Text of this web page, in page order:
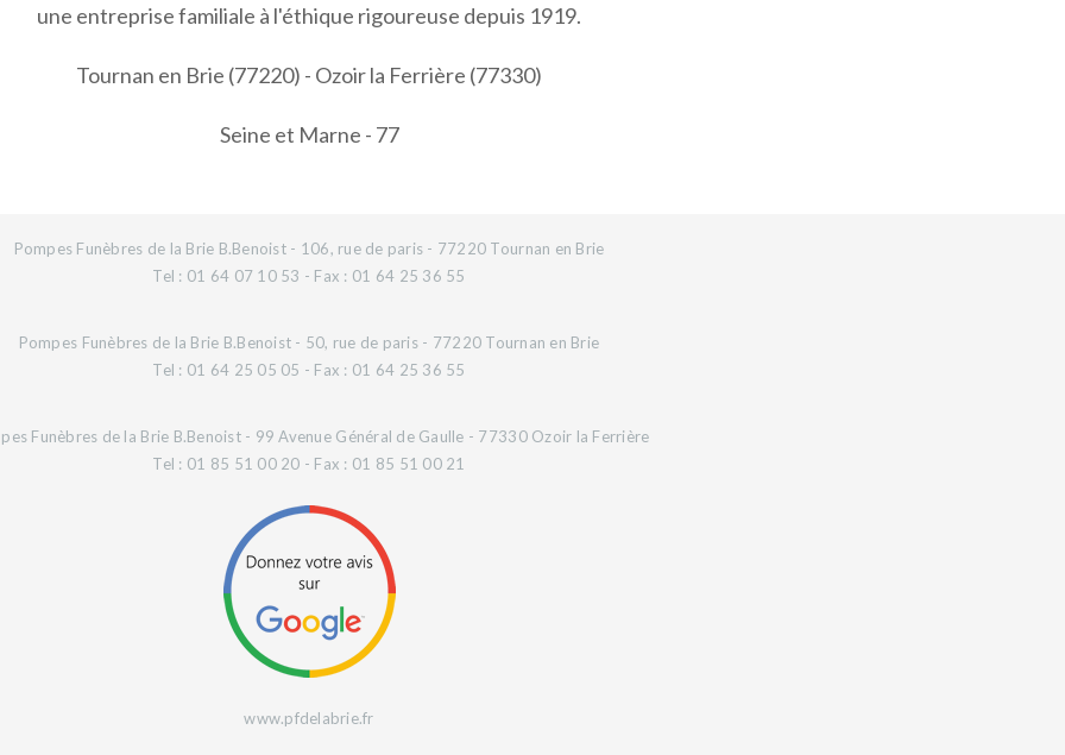
une entreprise familiale à l'éthique rigoureuse depuis 1919.
Tournan en Brie (77220) - Ozoir la Ferrière (77330)
Seine et Marne - 77
Pompes Funèbres de la Brie B.Benoist - 106, rue de paris - 77220 Tournan en Brie
Tel : 01 64 07 10 53 - Fax : 01 64 25 36 55
Pompes Funèbres de la Brie B.Benoist - 50, rue de paris - 77220 Tournan en Brie
Tel : 01 64 25 05 05 - Fax : 01 64 25 36 55
Funèbres de la Brie B.Benoist - 99 Avenue Général de Gaulle - 77330 Ozoir la Ferrière
Tel : 01 85 51 00 20 - Fax : 01 85 51 00 21
www.pfdelabrie.fr